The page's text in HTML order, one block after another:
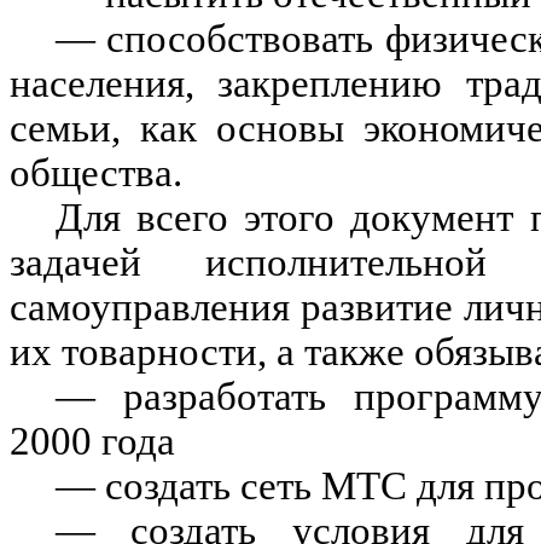
— способствовать
населения, закреплению
семьи, как основы
общества.
Для всего этого документ
задачей
самоуправления развитие
их товарности, а также
— разработать
2000 года
— создать сеть МТС для
— создать условия для